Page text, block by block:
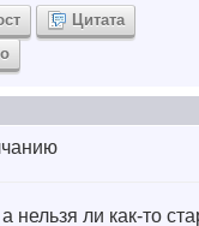
Цитата
а нельзя ли как-то